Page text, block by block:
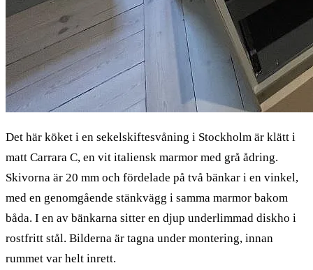
Det här köket i en sekelskiftesvåning i Stockholm är klätt i
matt Carrara C, en vit italiensk marmor med grå ådring.
Skivorna är 20 mm och fördelade på två bänkar i en vinkel,
med en genomgående stänkvägg i samma marmor bakom
båda. I en av bänkarna sitter en djup underlimmad diskho i
rostfritt stål. Bilderna är tagna under montering, innan
rummet var helt inrett.